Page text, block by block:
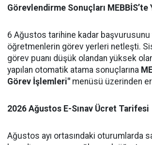
Görevlendirme Sonuçları MEBBİS’te
6 Ağustos tarihine kadar başvurusunu
öğretmenlerin görev yerleri netleşti.
görev puanı düşük olandan yüksek
yapılan otomatik atama sonuçlarına
Görev İşlemleri" menüsü üzerinden
2026 Ağustos E-Sınav Ücret Tarifesi
Ağustos ayı ortasındaki oturumlarda